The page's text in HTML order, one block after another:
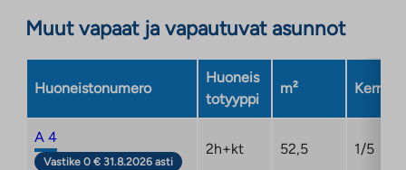
uuteen
Muut vapaat ja vapautuvat asunnot
Huoneistonumero
Huoneis
totyyppi
m² Kerros
A 4
Vastike 0 € 31.8.2026 asti
2h+kt 52,5 1/5